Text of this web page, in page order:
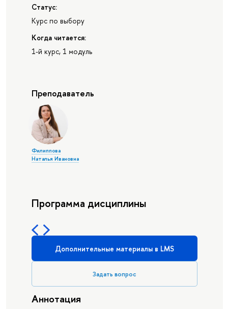
Статус:
Курс по выбору
Когда читается:
1-й курс, 1 модуль
Преподаватель
Филиппова
Наталья Ивановна
Программа дисциплины
Дополнительные материалы в LMS
Задать вопрос
Аннотация